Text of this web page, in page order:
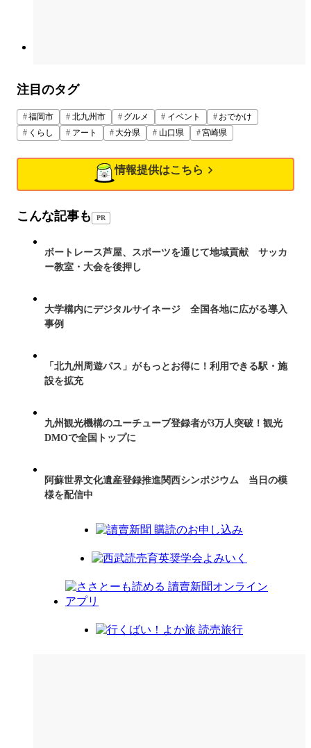
注目のタグ
福岡市 北九州市 グルメ イベント
おでかけ
くらし
アート 大分県 山口県 宮崎県
情報提供はこちら
こんな記事も PR
ボートレース芦屋、スポーツを通じて地域貢献 サッカ
ー教室・大会を後押し
大学構内にデジタルサイネージ 全国各地に広がる導入
事例
「北九州周遊パス」がもっとお得に！利用できる駅・施
設を拡充
九州観光機構のユーチューブ登録者が3万人突破！観光
DMOで全国トップに
阿蘇世界文化遺産登録推進関西シンポジウム 当日の模
様を配信中